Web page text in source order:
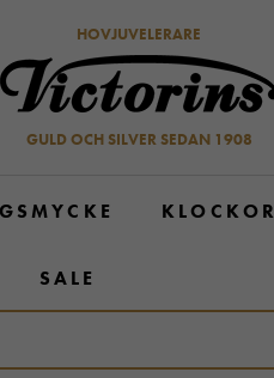
HOVJUVELERARE
GULD OCH SILVER SEDAN 1908
KLOCKOR
SALE